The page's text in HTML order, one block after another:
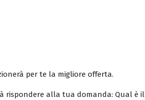
per te la migliore offerta.
rispondere alla tua domanda: Qual è il